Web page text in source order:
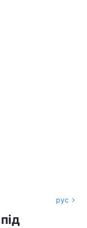
рус